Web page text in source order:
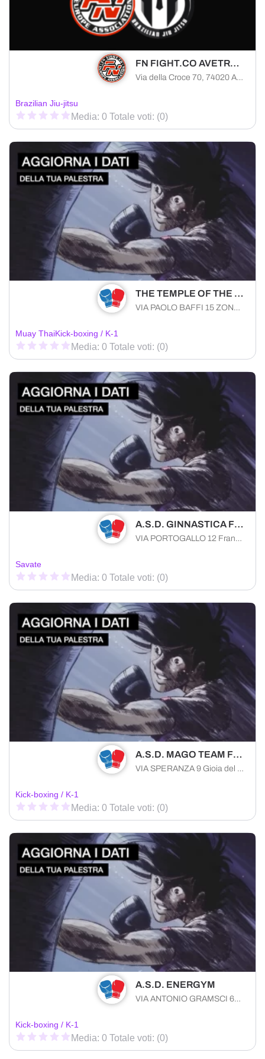
FN FIGHT.CO AVETRANA
Via della Croce 70, 74020 Avetrana provincia di Taranto, Italia
Brazilian Jiu-jitsu
Media: 0 Totale voti: (0)
THE TEMPLE OF THE EAGLES A.S.D.
VIA PAOLO BAFFI 15 ZONA P Gravina in Puglia (BA) 70024 , Puglia
Muay ThaiKick-boxing / K-1
Media: 0 Totale voti: (0)
A.S.D. GINNASTICA FRANCAVILLA
VIA PORTOGALLO 12 Francavilla Fontana (BR) 72021 , Puglia
Savate
Media: 0 Totale voti: (0)
A.S.D. MAGO TEAM FIGHT CLUB
VIA SPERANZA 9 Gioia del Colle (BA) 70023 , Puglia
Kick-boxing / K-1
Media: 0 Totale voti: (0)
A.S.D. ENERGYM
VIA ANTONIO GRAMSCI 64 Santeramo in Colle (BA) 70029 , Puglia
Kick-boxing / K-1
Media: 0 Totale voti: (0)